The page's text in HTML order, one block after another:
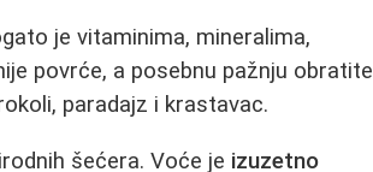
je vitaminima, mineralima,
povrće, a posebnu pažnju obratite
paradajz i krastavac.
šećera. Voće je izuzetno